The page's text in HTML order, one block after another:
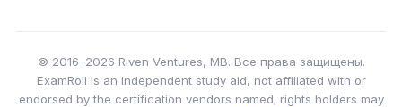
© 2016–2026 Riven Ventures, MB. Все права защищены.
ExamRoll is an independent study aid, not affiliated with or
endorsed by the certification vendors named; rights holders may